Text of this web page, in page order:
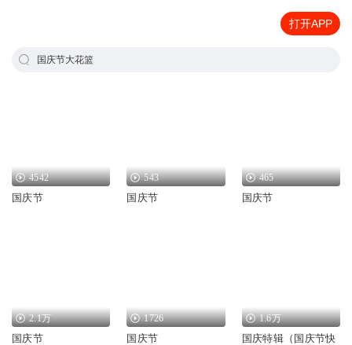
打开APP
国庆节大花篮
4542
国庆节
543
国庆节
465
国庆节
2.1万
国庆节
1726
国庆节
1.6万
国庆特辑（国庆节快